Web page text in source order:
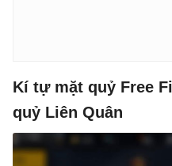
Kí tự mặt quỷ Free
quỷ Liên Quân